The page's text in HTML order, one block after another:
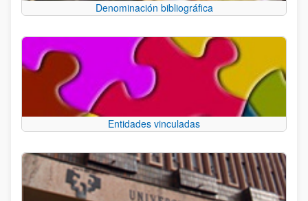
Denominación bibliográfica
Entidades vinculadas